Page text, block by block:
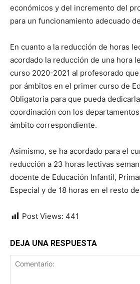
económicos y del incremento del
para un funcionamiento adecuado
En cuanto a la reducción de horas
acordado la reducción de una hora
curso 2020-2021 al profesorado
por ámbitos en el primer curso de
Obligatoria para que pueda
coordinación con los
ámbito correspondiente.
Asimismo, se ha acordado para el
reducción a 23 horas lectivas
docente de Educación Infantil,
Especial y de 18 horas en el resto
Post Views: 441
DEJA UNA RESPUESTA